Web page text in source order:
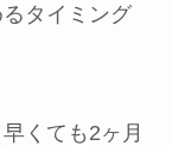
タイミング
くても2ヶ月